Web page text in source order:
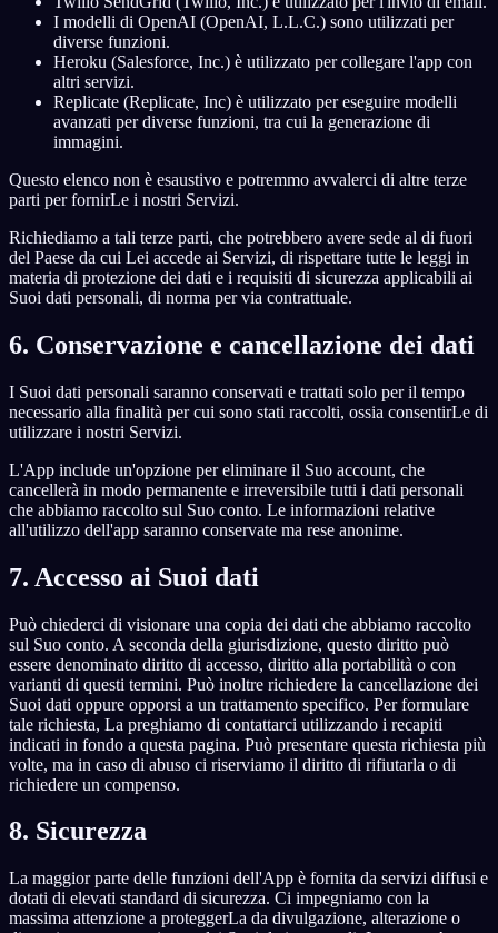
I modelli di OpenAI (OpenAI, L.L.C.) sono utilizzati per
diverse funzioni.
Heroku (Salesforce, Inc.) è utilizzato per collegare l'app con
altri servizi.
Replicate (Replicate, Inc) è utilizzato per eseguire modelli
avanzati per diverse funzioni, tra cui la generazione di
immagini.
Questo elenco non è esaustivo e potremmo avvalerci di altre terze
parti per fornirLe i nostri Servizi.
Richiediamo a tali terze parti, che potrebbero avere sede al di fuori
del Paese da cui Lei accede ai Servizi, di rispettare tutte le leggi in
materia di protezione dei dati e i requisiti di sicurezza applicabili ai
Suoi dati personali, di norma per via contrattuale.
6. Conservazione e cancellazione dei dati
I Suoi dati personali saranno conservati e trattati solo per il tempo
necessario alla finalità per cui sono stati raccolti, ossia consentirLe di
utilizzare i nostri Servizi.
L'App include un'opzione per eliminare il Suo account, che
cancellerà in modo permanente e irreversibile tutti i dati personali
che abbiamo raccolto sul Suo conto. Le informazioni relative
all'utilizzo dell'app saranno conservate ma rese anonime.
7. Accesso ai Suoi dati
Può chiederci di visionare una copia dei dati che abbiamo raccolto
sul Suo conto. A seconda della giurisdizione, questo diritto può
essere denominato diritto di accesso, diritto alla portabilità o con
varianti di questi termini. Può inoltre richiedere la cancellazione dei
Suoi dati oppure opporsi a un trattamento specifico. Per formulare
tale richiesta, La preghiamo di contattarci utilizzando i recapiti
indicati in fondo a questa pagina. Può presentare questa richiesta più
volte, ma in caso di abuso ci riserviamo il diritto di rifiutarla o di
richiedere un compenso.
8. Sicurezza
La maggior parte delle funzioni dell'App è fornita da servizi diffusi e
dotati di elevati standard di sicurezza. Ci impegniamo con la
massima attenzione a proteggerLa da divulgazione, alterazione o